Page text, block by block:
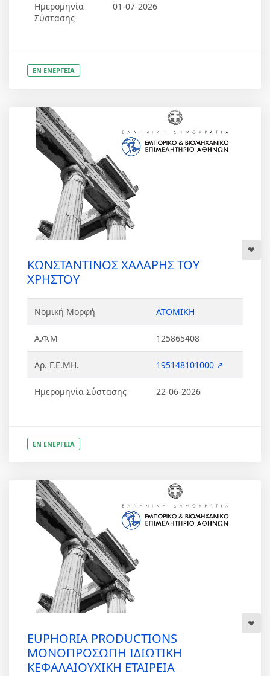
Ημερομηνία
Σύστασης
01-07-2026
ΕΝ ΕΝΕΡΓΕΙΑ
ΚΩΝΣΤΑΝΤΙΝΟΣ ΧΑΛΑΡΗΣ ΤΟΥ
ΧΡΗΣΤΟΥ
Νομική Μορφή ΑΤΟΜΙΚΗ
Α.Φ.Μ 125865408
Αρ. Γ.Ε.ΜΗ. 195148101000 ↗
Ημερομηνία Σύστασης 22-06-2026
ΕΝ ΕΝΕΡΓΕΙΑ
EUPHORIA PRODUCTIONS
ΜΟΝΟΠΡΟΣΩΠΗ ΙΔΙΩΤΙΚΗ
ΚΕΦΑΛΑΙΟΥΧΙΚΗ ΕΤΑΙΡΕΙΑ